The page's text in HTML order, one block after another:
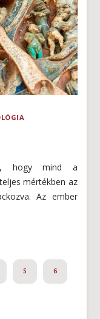
hogy mind a
mértékben az
Az ember
5 6